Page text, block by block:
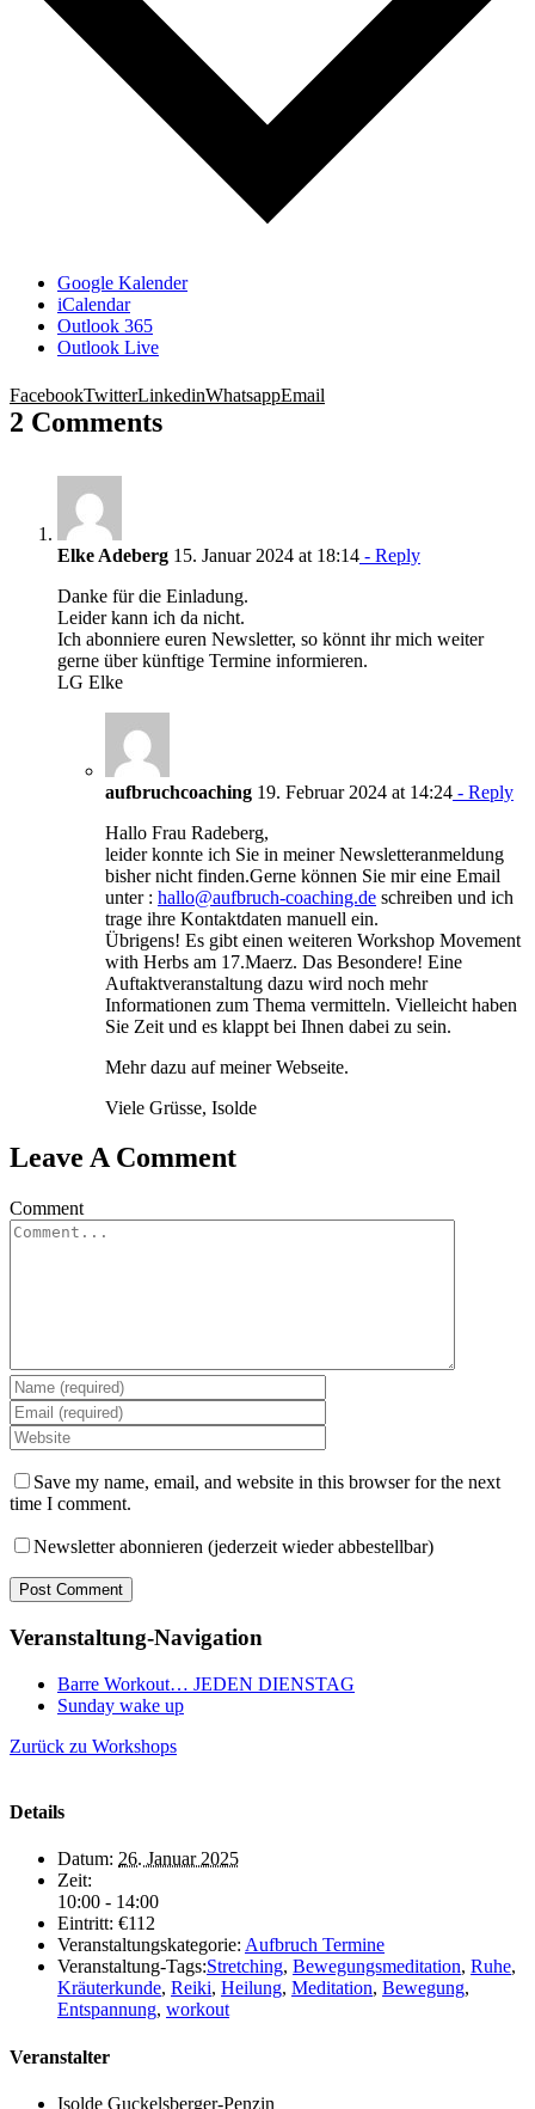
Google Kalender
iCalendar
Outlook 365
Outlook Live
FacebookTwitterLinkedinWhatsappEmail
2 Comments
Elke Adeberg 15. Januar 2024 at 18:14 - Reply
Danke für die Einladung.
Leider kann ich da nicht.
Ich abonniere euren Newsletter, so könnt ihr mich weiter
gerne über künftige Termine informieren.
LG Elke
aufbruchcoaching 19. Februar 2024 at 14:24 - Reply
Hallo Frau Radeberg,
leider konnte ich Sie in meiner Newsletteranmeldung
bisher nicht finden.Gerne können Sie mir eine Email
unter : hallo@aufbruch-coaching.de schreiben und ich
trage ihre Kontaktdaten manuell ein.
Übrigens! Es gibt einen weiteren Workshop Movement
with Herbs am 17.Maerz. Das Besondere! Eine
Auftaktveranstaltung dazu wird noch mehr
Informationen zum Thema vermitteln. Vielleicht haben
Sie Zeit und es klappt bei Ihnen dabei zu sein.
Mehr dazu auf meiner Webseite.
Viele Grüsse, Isolde
Leave A Comment
Comment
Save my name, email, and website in this browser for the next
time I comment.
Newsletter abonnieren (jederzeit wieder abbestellbar)
Veranstaltung-Navigation
Barre Workout… JEDEN DIENSTAG
Sunday wake up
Zurück zu Workshops
Details
Datum: 26. Januar 2025
Zeit:
10:00 - 14:00
Eintritt: €112
Veranstaltungskategorie: Aufbruch Termine
Veranstaltung-Tags:Stretching, Bewegungsmeditation, Ruhe,
Kräuterkunde, Reiki, Heilung, Meditation, Bewegung,
Entspannung, workout
Veranstalter
Isolde Guckelsberger-Penzin